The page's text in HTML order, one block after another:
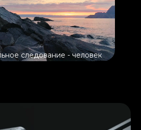
следование - человек